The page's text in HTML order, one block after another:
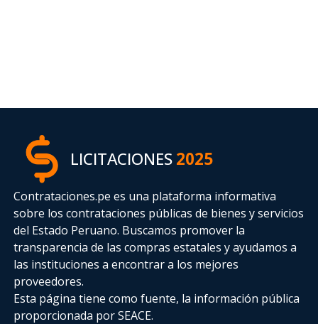
LICITACIONES2025
Contrataciones.pe es una plataforma informativa
sobre los contrataciones públicas de bienes y servicios
del Estado Peruano. Buscamos promover la
transparencia de las compras estatalesy ayudamos a
las instituciones a encontrar a los mejores
proveedores.
Esta página tiene como fuente, la información pública
proporcionada por SEACE.